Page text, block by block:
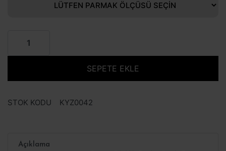
SEPETE EKLE
STOK KODU KYZ0042
Açıklama